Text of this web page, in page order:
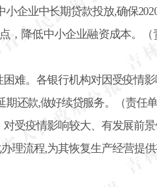
企业中长期贷款投放,确保
，降低中小企业融资成本。
困难。各银行机构对因受疫情
还款,做好续贷服务。（责任
对受疫情影响较大、有发展前
理流程,为其恢复生产经营提